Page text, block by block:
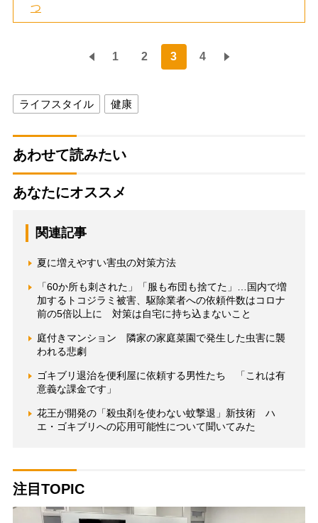
つ
1 2 3 4
ライフスタイル 健康
あわせて読みたい
あなたにオススメ
関連記事
夏に増えやすい害虫の対策方法
「60か所も刺された」「服も布団も捨てた」…国内で増
加するトコジラミ被害、駆除業者への依頼件数はコロナ
前の5倍以上に 対策は自宅に持ち込まないこと
庭付きマンション 隣家の家庭菜園で発生した虫害に襲
われる悲劇
ゴキブリ退治を便利屋に依頼する男性たち 「これは有
意義な課金です」
花王が開発の「殺虫剤を使わない蚊撃退」新技術 ハ
エ・ゴキブリへの応用可能性について聞いてみた
注目TOPIC